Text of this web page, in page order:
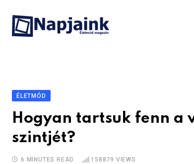
content
ÉLETMÓD
Hogyan tartsuk fenn a
szintjét?
6 MINUTES READ 158879 VIEWS